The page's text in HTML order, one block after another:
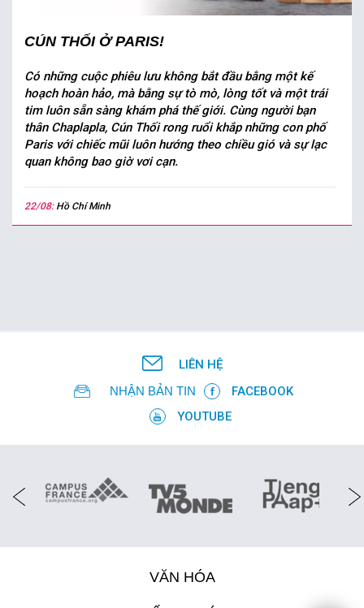
CÚN THỐI Ở PARIS!
Có những cuộc phiêu lưu không bắt đầu bằng một kế
hoạch hoàn hảo, mà bằng sự tò mò, lòng tốt và một trái
tim luôn sẵn sàng khám phá thế giới. Cùng người bạn
thân Chaplapla, Cún Thối rong ruổi khắp những con phố
Paris với chiếc mũi luôn hướng theo chiều gió và sự lạc
quan không bao giờ vơi cạn.
22/08: Hồ Chí Minh
LIÊN HỆ
NHẬN BẢN TIN
FACEBOOK
YOUTUBE
VĂN HÓA